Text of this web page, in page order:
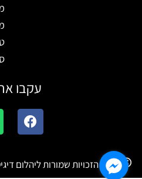
עקבו
F
a
b
כל הזכויות שמורות ליהלום דיגיטל